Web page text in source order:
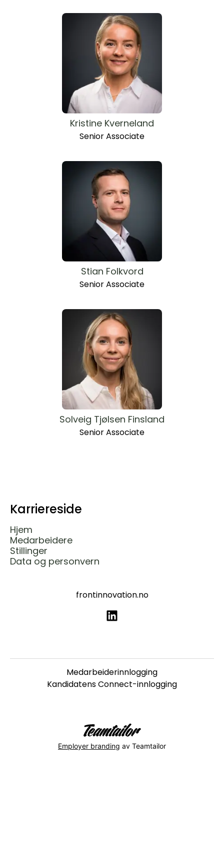
Kristine Kverneland
Senior Associate
Stian Folkvord
Senior Associate
Solveig Tjølsen Finsland
Senior Associate
Karriereside
Hjem
Medarbeidere
Stillinger
Data og personvern
frontinnovation.no
Medarbeiderinnlogging
Kandidatens Connect-innlogging
Employer branding av Teamtailor